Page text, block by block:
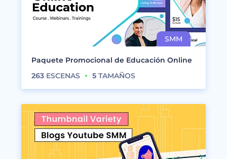
Paquete Promocional de Educación Online
263 ESCENAS 5 TAMAÑOS